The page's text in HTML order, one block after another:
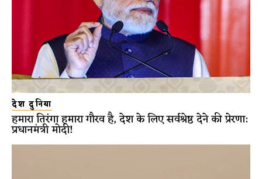
देश दुनिया
हमारा तिरंगा हमारा गौरव है, देश के लिए सर्वश्रेष्ठ देने की प्रेरणा:
प्रधानमंत्री मोदी!